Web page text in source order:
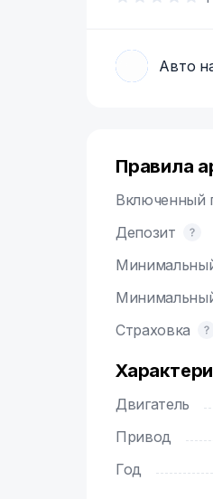
Авто
Правила
Включенный
Депозит
Страховка
Двигатель
Привод
Год